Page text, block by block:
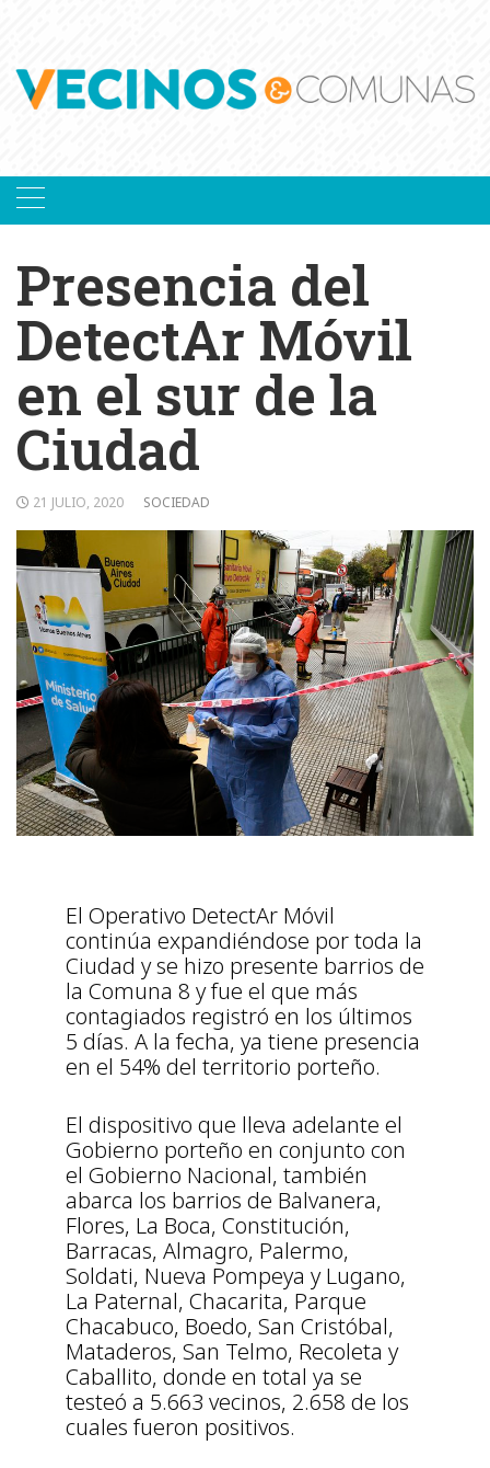
Presencia del
DetectAr Móvil
en el sur de la
Ciudad
21 JULIO, 2020 SOCIEDAD
El Operativo DetectAr Móvil
continúa expandiéndose por toda la
Ciudad y se hizo presente barrios de
la Comuna 8 y fue el que más
contagiados registró en los últimos
5 días. A la fecha, ya tiene presencia
en el 54% del territorio porteño.
El dispositivo que lleva adelante el
Gobierno porteño en conjunto con
el Gobierno Nacional, también
abarca los barrios de Balvanera,
Flores, La Boca, Constitución,
Barracas, Almagro, Palermo,
Soldati, Nueva Pompeya y Lugano,
La Paternal, Chacarita, Parque
Chacabuco, Boedo, San Cristóbal,
Mataderos, San Telmo, Recoleta y
Caballito, donde en total ya se
testeó a 5.663 vecinos, 2.658 de los
cuales fueron positivos.